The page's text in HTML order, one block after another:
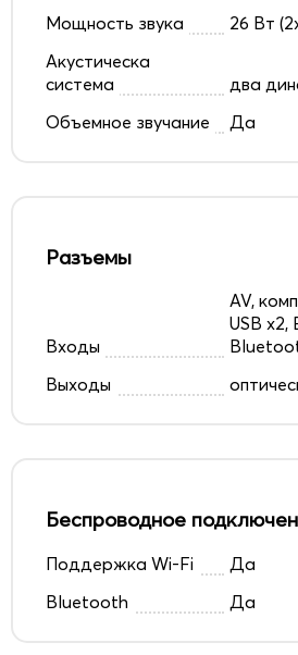
Мощность звука
26 Вт
Акустическа
система
два
Объемное звучание
Да
Разъемы
Входы
AV,
USB x2,
Выходы
Беспроводное
Поддержка Wi-Fi
Да
Bluetooth
Да